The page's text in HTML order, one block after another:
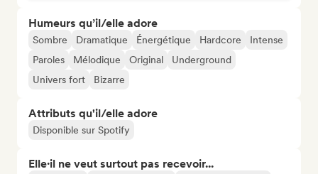
Humeurs qu’il/elle adore
Sombre Dramatique Énergétique Hardcore
Intense
Paroles
Mélodique Original
Underground
Univers fort
Bizarre
Attributs qu'il/elle adore
Disponible sur Spotify
Elle·il ne veut surtout pas recevoir...